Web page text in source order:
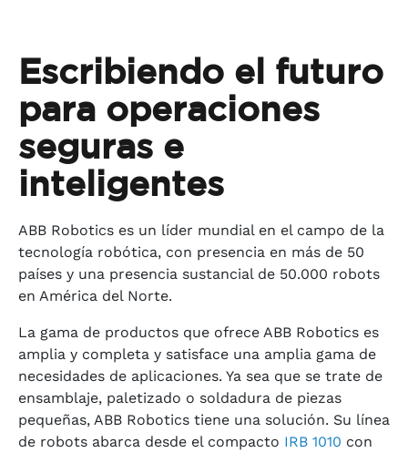
Escribiendo el futuro
para operaciones
seguras e
inteligentes
ABB Robotics es un líder mundial en el campo de la
tecnología robótica, con presencia en más de 50
países y una presencia sustancial de 50.000 robots
en América del Norte.
La gama de productos que ofrece ABB Robotics es
amplia y completa y satisface una amplia gama de
necesidades de aplicaciones. Ya sea que se trate de
ensamblaje, paletizado o soldadura de piezas
pequeñas, ABB Robotics tiene una solución. Su línea
de robots abarca desde el compacto IRB 1010 con